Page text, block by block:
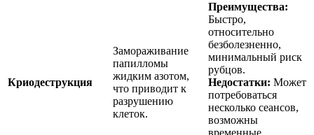
Криодеструкция
Замораживание
папилломы
жидким азотом,
что приводит к
разрушению
клеток.
Преимущества:
Быстро,
относительно
безболезненно,
минимальный риск
рубцов.
Недостатки: Может
потребоваться
несколько сеансов,
возможны